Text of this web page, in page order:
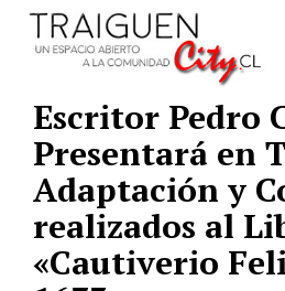
Escritor Pedro
Presentará en
Adaptación y
realizados al
«Cautiverio